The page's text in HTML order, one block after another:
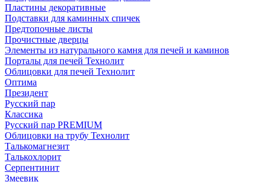
Пластины декоративные
Подставки для каминных спичек
Предтопочные листы
Прочистные дверцы
Элементы из натурального камня для печей и каминов
Порталы для печей Технолит
Облицовки для печей Технолит
Оптима
Президент
Русский пар
Классика
Русский пар PREMIUM
Облицовки на трубу Технолит
Талькомагнезит
Талькохлорит
Серпентинит
Змеевик